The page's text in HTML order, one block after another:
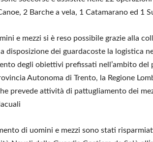
2 Barche a vela, 1 Catamarano ed 1
e mezzi si è reso possibile grazie alla
disposizione dei guardacoste la logistica
degli obiettivi prefissati nell’ambito del
Autonoma di Trento, la Regione
prevede attività di pattugliamento dei
di uomini e mezzi sono stati